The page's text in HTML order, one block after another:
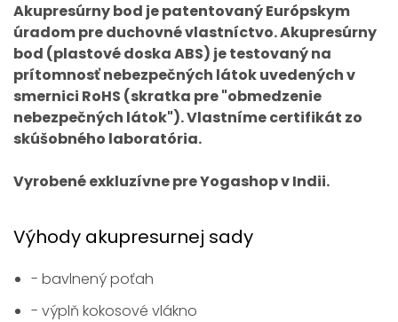
Akupresúrny bod je patentovaný Európskym
úradom pre duchovné vlastníctvo. Akupresúrny
bod (plastové doska ABS) je testovaný na
prítomnosť nebezpečných látok uvedených v
smernici RoHS (skratka pre "obmedzenie
nebezpečných látok"). Vlastníme certifikát zo
skúšobného laboratória.
Vyrobené exkluzívne pre Yogashop v Indii.
Výhody akupresurnej sady
- bavlnený poťah
- výplň kokosové vlákno